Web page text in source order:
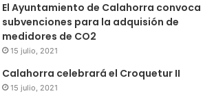
El Ayuntamiento de Calahorra convoca
subvenciones para la adquisión de
medidores de CO2
15 julio, 2021
Calahorra celebrará el Croquetur II
15 julio, 2021